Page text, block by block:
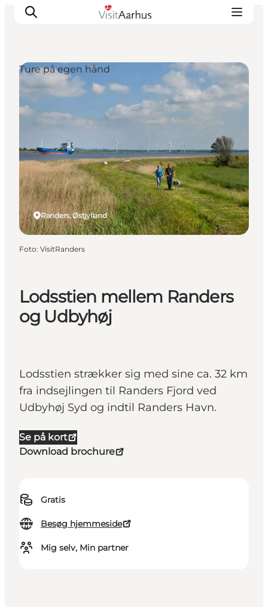
Oplevelser
Kalender
Planlæg ferien
Transport
Lodsstien mellem Randers
og Udbyhøj
Lodsstien strækker sig med sine ca. 32 km
fra indsejlingen til Randers Fjord ved
Udbyhøj Syd og indtil Randers Havn.
Se på kort
Download brochure
Gratis
Besøg hjemmeside
Mig selv, Min partner
Randers, Østjylland
Ture på egen hånd
Foto: VisitRanders